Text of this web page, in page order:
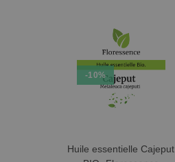
-10%
Huile essentielle Cajeput